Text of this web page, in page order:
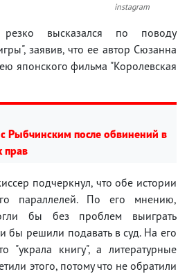
instagram
резко высказался по поводу
заявив, что ее автор Сюзанна
японского фильма "Королевская
Рыбчинским после обвинений в
прав
подчеркнул, что обе истории
параллелей. По его мнению,
бы без проблем выиграть
бы решили подавать в суд. На его
"украла книгу", а литературные
этого, потому что не обратили